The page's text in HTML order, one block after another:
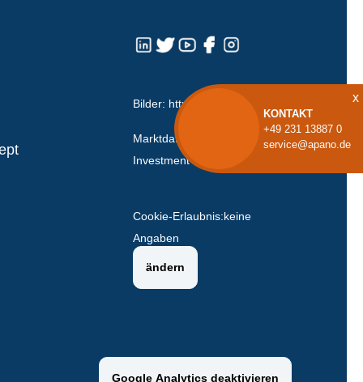
KONTAKT
+49 231 13887 0
service@apano.de
x
Bilder: https://icons8.com
Marktdaten: Hanseatische
Investment-GmbH.
Cookie-Erlaubnis: keine
Angaben
ändern
Google Analytics deaktivieren